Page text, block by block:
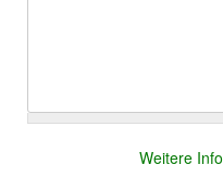
Weitere